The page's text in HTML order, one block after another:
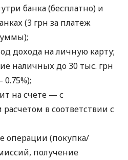
банка (бесплатно) и
(3 грн за платеж
дохода на личную карту;
наличных до 30 тыс. грн
на счете — с
в соответствии с
операции (покупка/
получение